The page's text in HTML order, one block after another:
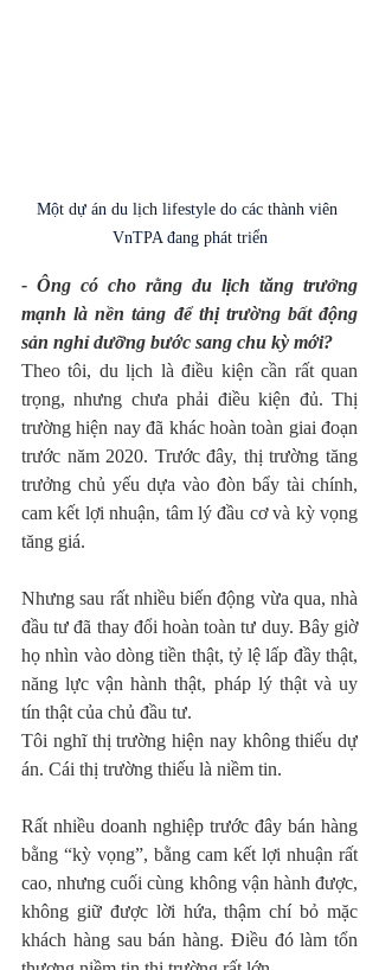
Một dự án du lịch lifestyle do các thành viên
VnTPA đang phát triển
- Ông có cho rằng du lịch tăng trưởng
mạnh là nền tảng để thị trường bất động
sản nghỉ dưỡng bước sang chu kỳ mới?
Theo tôi, du lịch là điều kiện cần rất quan
trọng, nhưng chưa phải điều kiện đủ. Thị
trường hiện nay đã khác hoàn toàn giai đoạn
trước năm 2020. Trước đây, thị trường tăng
trưởng chủ yếu dựa vào đòn bẩy tài chính,
cam kết lợi nhuận, tâm lý đầu cơ và kỳ vọng
tăng giá.
Nhưng sau rất nhiều biến động vừa qua, nhà
đầu tư đã thay đổi hoàn toàn tư duy. Bây giờ
họ nhìn vào dòng tiền thật, tỷ lệ lấp đầy thật,
năng lực vận hành thật, pháp lý thật và uy
tín thật của chủ đầu tư.
Tôi nghĩ thị trường hiện nay không thiếu dự
án. Cái thị trường thiếu là niềm tin.
Rất nhiều doanh nghiệp trước đây bán hàng
bằng “kỳ vọng”, bằng cam kết lợi nhuận rất
cao, nhưng cuối cùng không vận hành được,
không giữ được lời hứa, thậm chí bỏ mặc
khách hàng sau bán hàng. Điều đó làm tổn